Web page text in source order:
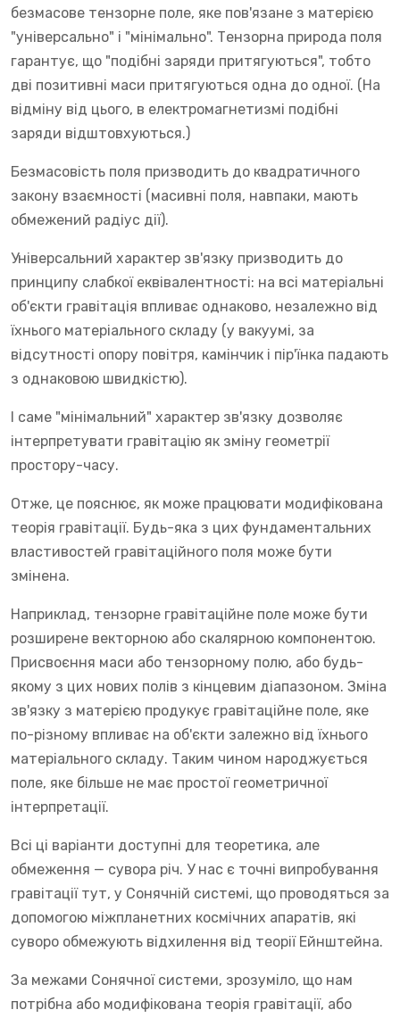
безмасове тензорне поле, яке пов'язане з матерією
"універсально" і "мінімально". Тензорна природа поля
гарантує, що "подібні заряди притягуються", тобто
дві позитивні маси притягуються одна до одної. (На
відміну від цього, в електромагнетизмі подібні
заряди відштовхуються.)
Безмасовість поля призводить до квадратичного
закону взаємності (масивні поля, навпаки, мають
обмежений радіус дії).
Універсальний характер зв'язку призводить до
принципу слабкої еквівалентності: на всі матеріальні
об'єкти гравітація впливає однаково, незалежно від
їхнього матеріального складу (у вакуумі, за
відсутності опору повітря, камінчик і пір'їнка падають
з однаковою швидкістю).
І саме "мінімальний" характер зв'язку дозволяє
інтерпретувати гравітацію як зміну геометрії
простору-часу.
Отже, це пояснює, як може працювати модифікована
теорія гравітації. Будь-яка з цих фундаментальних
властивостей гравітаційного поля може бути
змінена.
Наприклад, тензорне гравітаційне поле може бути
розширене векторною або скалярною компонентою.
Присвоєння маси або тензорному полю, або будь-
якому з цих нових полів з кінцевим діапазоном. Зміна
зв'язку з матерією продукує гравітаційне поле, яке
по-різному впливає на об'єкти залежно від їхнього
матеріального складу. Таким чином народжується
поле, яке більше не має простої геометричної
інтерпретації.
Всі ці варіанти доступні для теоретика, але
обмеження — сувора річ. У нас є точні випробування
гравітації тут, у Сонячній системі, що проводяться за
допомогою міжпланетних космічних апаратів, які
суворо обмежують відхилення від теорії Ейнштейна.
За межами Сонячної системи, зрозуміло, що нам
потрібна або модифікована теорія гравітації, або